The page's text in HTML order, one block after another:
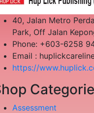
40, Jalan Metro
Park, Off Jalan
Phone: +603-6258
Email :
https://
Assessment